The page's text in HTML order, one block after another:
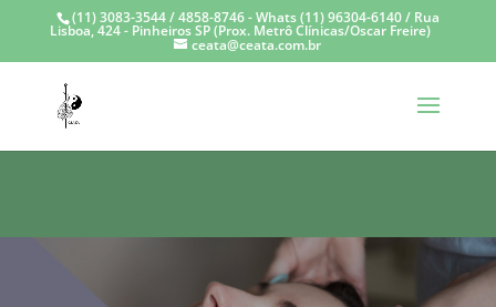
(11) 3083-3544 / 4858-8746 - Whats (11) 96304-6140 / Rua
Lisboa, 424 - Pinheiros SP (Prox. Metrô Clínicas/Oscar Freire)
ceata@ceata.com.br